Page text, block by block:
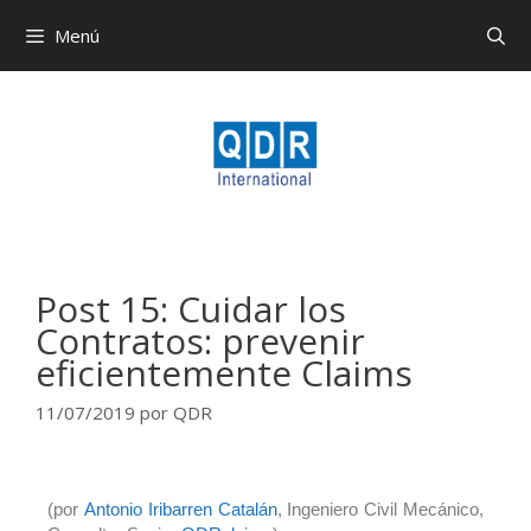
Menú
Post 15: Cuidar los
Contratos: prevenir
eficientemente Claims
11/07/2019 por QDR
(por Antonio Iribarren Catalán, Ingeniero Civil Mecánico,